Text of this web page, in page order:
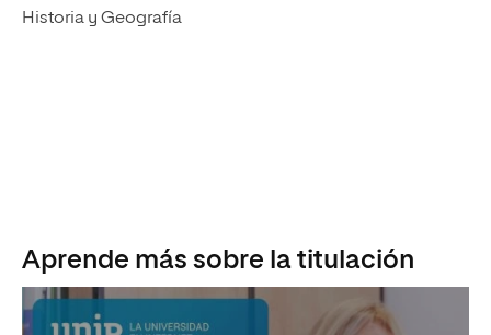
Historia y Geografía
Aprende más sobre la titulación